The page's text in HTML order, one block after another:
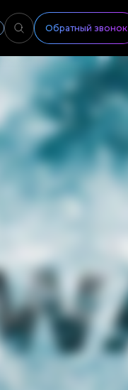
Обратный звонок